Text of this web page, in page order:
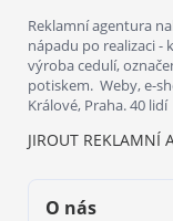
Reklamní agentura
nápadu po realizaci -
výroba cedulí,
potiskem. Weby, e-
Králové, Praha. 40 lidí
JIROUT REKLAMNÍ
O nás